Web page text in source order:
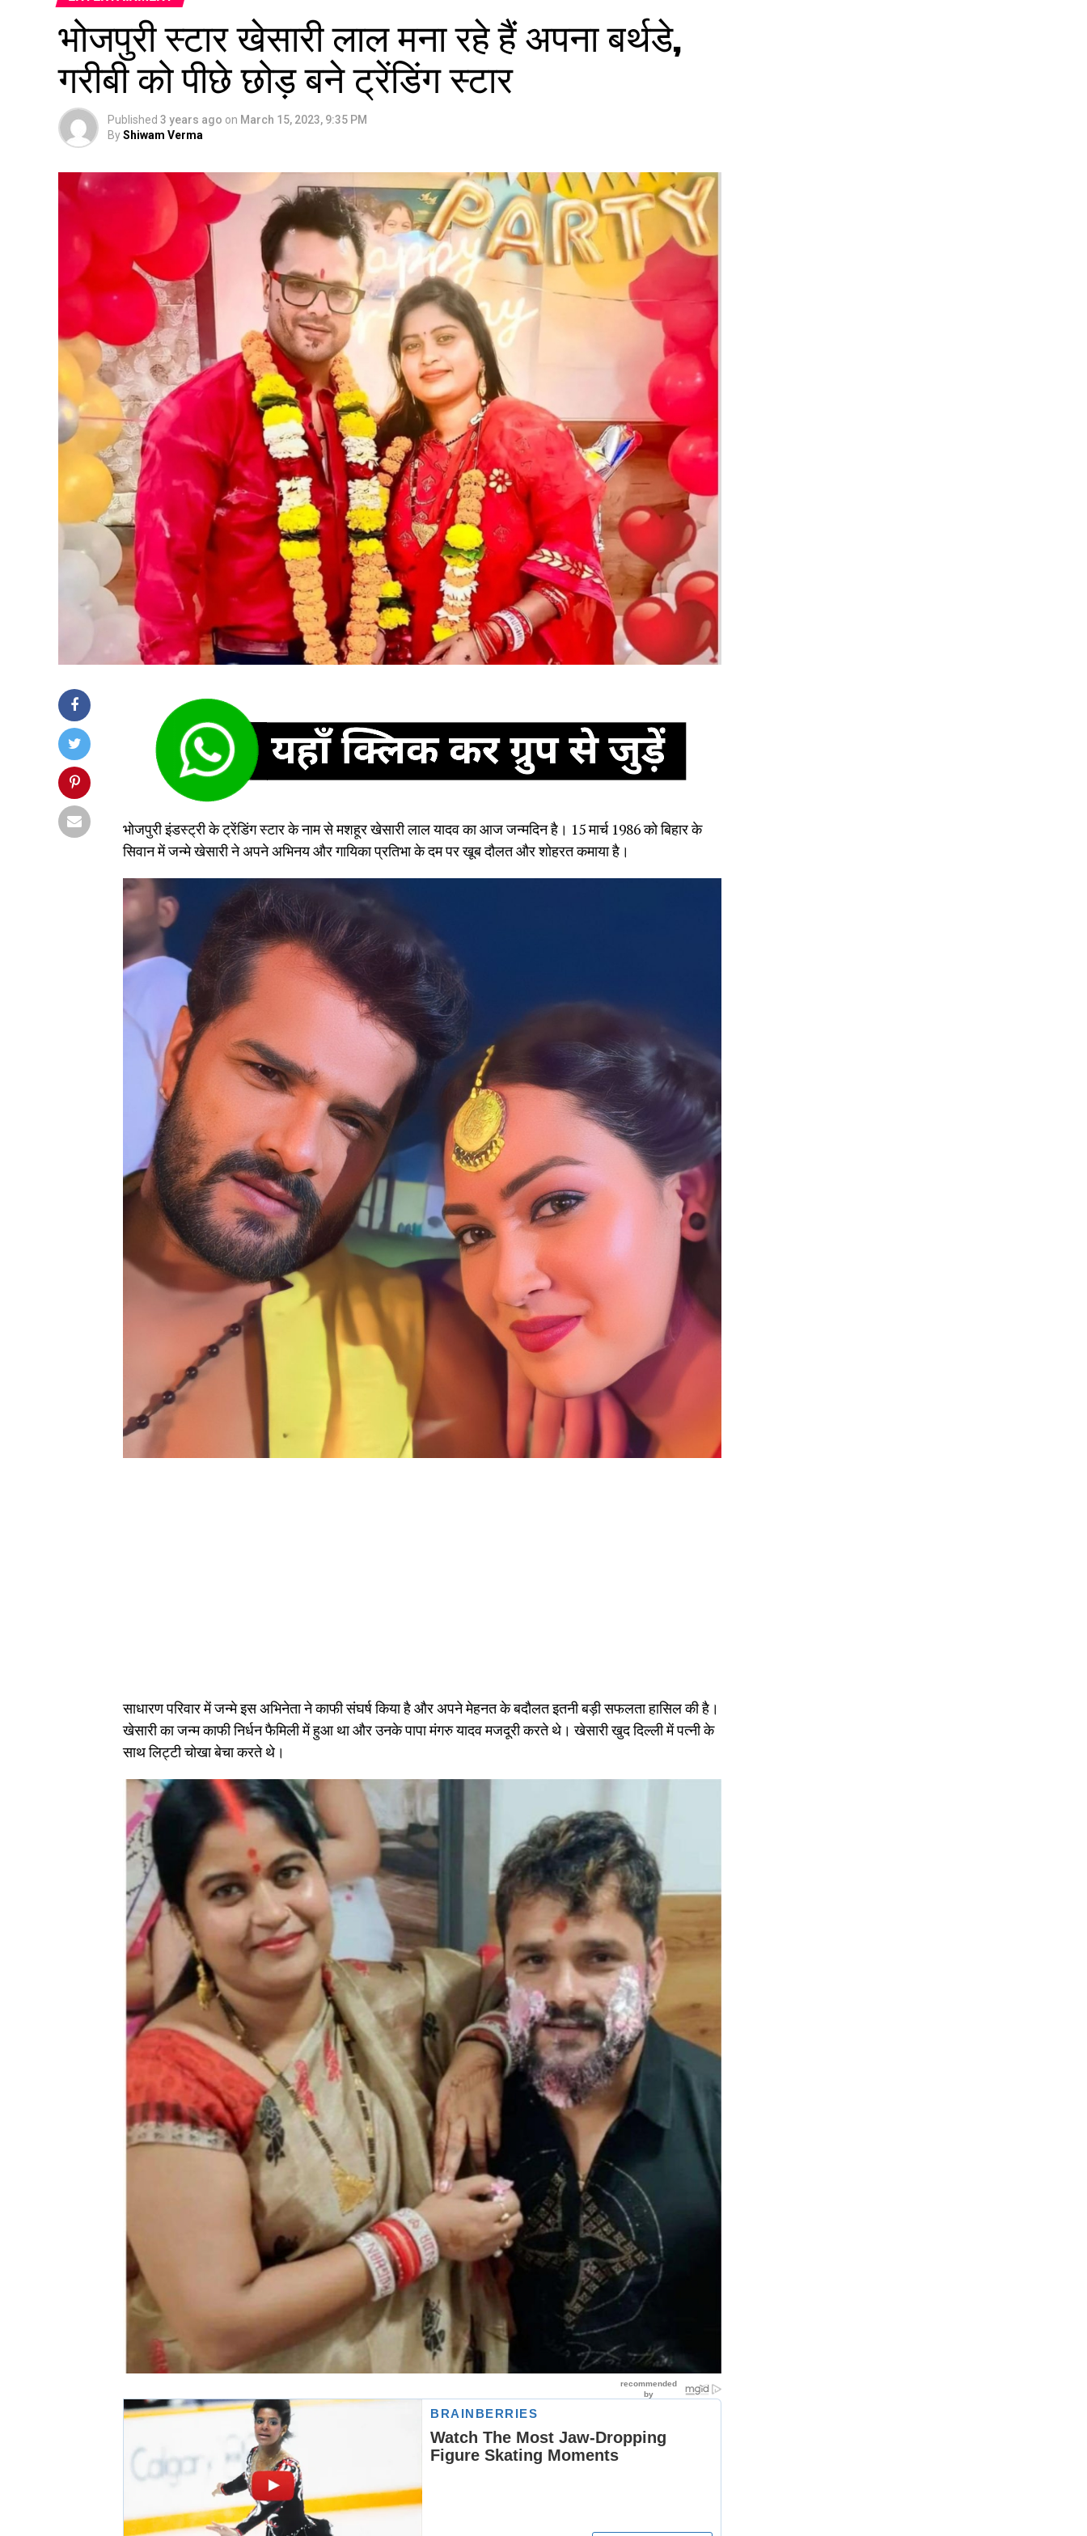
भोजपुरी स्टार खेसारी लाल मना रहे हैं अपना बर्थडे,
गरीबी को पीछे छोड़ बने ट्रेंडिंग स्टार
Published 3 years ago on March 15, 2023, 9:35 PM
ByShiwam Verma
भोजपुरी इंडस्ट्री के ट्रेंडिंग स्टार के नाम से मशहूर खेसारी लाल यादव का आज जन्मदिन है। 15 मार्च 1986 को बिहार के
सिवान में जन्मे खेसारी ने अपने अभिनय और गायिका प्रतिभा के दम पर खूब दौलत और शोहरत कमाया है।
साधारण परिवार में जन्मे इस अभिनेता ने काफी संघर्ष किया है और अपने मेहनत के बदौलत इतनी बड़ी सफलता हासिल की है।
खेसारी का जन्म काफी निर्धन फैमिली में हुआ था और उनके पापा मंगरु यादव मजदूरी करते थे। खेसारी खुद दिल्ली में पत्नी के
साथ लिट्टी चोखा बेचा करते थे।